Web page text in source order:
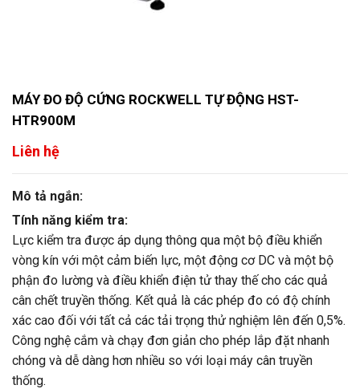
MÁY ĐO ĐỘ CỨNG ROCKWELL TỰ ĐỘNG HST-
HTR900M
Liên hệ
Mô tả ngắn:
Tính năng kiểm tra:
Lực kiểm tra được áp dụng thông qua một bộ điều khiển
vòng kín với một cảm biến lực, một động cơ DC và một bộ
phận đo lường và điều khiển điện tử thay thế cho các quả
cân chết truyền thống. Kết quả là các phép đo có độ chính
xác cao đối với tất cả các tải trọng thử nghiệm lên đến 0,5%.
Công nghệ cắm và chạy đơn giản cho phép lắp đặt nhanh
chóng và dễ dàng hơn nhiều so với loại máy cân truyền
thống.